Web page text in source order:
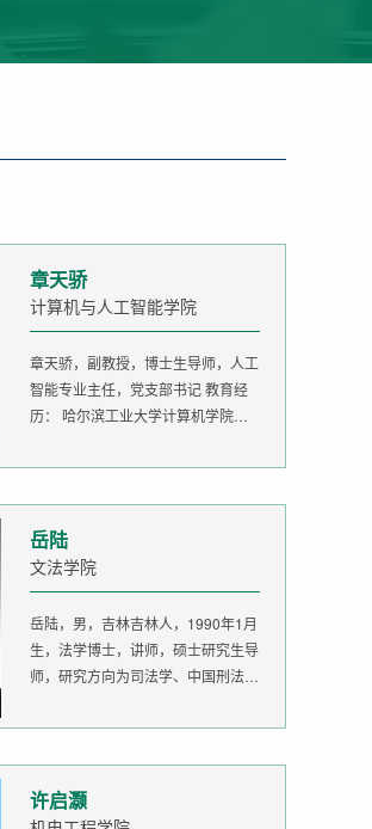
章天骄
计算机与人工智能学院
章天骄，副教授，博士生导师，人工
智能专业主任，党支部书记 教育经
历： 哈尔滨工业大学计算机学院
岳陆
文法学院
岳陆，男，吉林吉林人，1990年1月
生，法学博士，讲师，硕士研究生导
师，研究方向为司法学、中国刑法
许启灏